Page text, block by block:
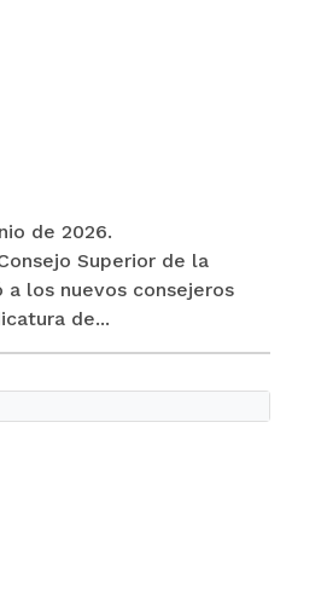
de 2026.
Superior de la
a los nuevos consejeros
de...